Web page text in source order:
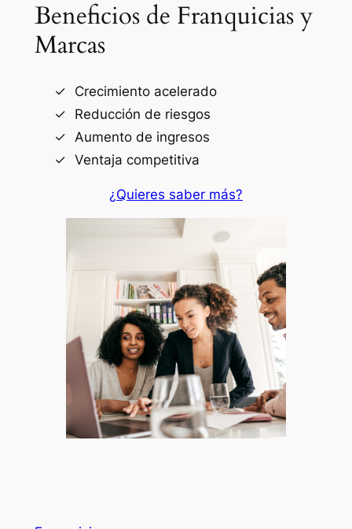
Beneficios de Franquicias y
Marcas
Crecimiento acelerado
Reducción de riesgos
Aumento de ingresos
Ventaja competitiva
¿Quieres saber más?